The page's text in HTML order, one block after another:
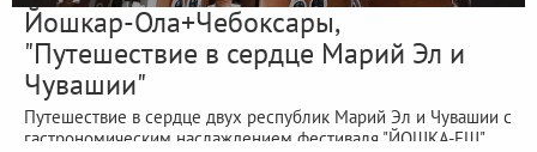
Йошкар-Ола+Чебоксары,
"Путешествие в сердце Марий Эл и
Чувашии"
Путешествие в сердце двух республик Марий Эл и Чувашии с
гастрономическим наслаждением фестиваля "ЙОШКА-ЕШ"